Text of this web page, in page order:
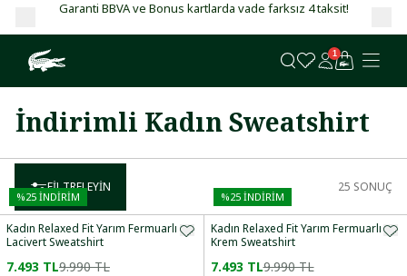
Garanti BBVA ve Bonus kartlarda vade farksız 4 taksit!
1
İndirimli Kadın Sweatshirt
FILTRELEYIN 25 SONUÇ
%25 İNDİRİM
Kadın Relaxed Fit Yarım Fermuarlı
Lacivert Sweatshirt
7.493 TL9.990 TL
%25İNDİRİM
Kadın Relaxed Fit Yarım Fermuarlı
Krem Sweatshirt
7.493 TL9.990 TL